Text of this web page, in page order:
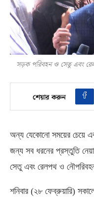
সড়ক পরিবহন ও সেতু এবং
শেয়ার করুন
অন্য যেকোনো সময়ের চেয়ে
জন্য সব ধরনের প্রস্তুতি
সেতু এবং রেলপথ ও
শনিবার (২৮ ফেব্রুয়ারি)